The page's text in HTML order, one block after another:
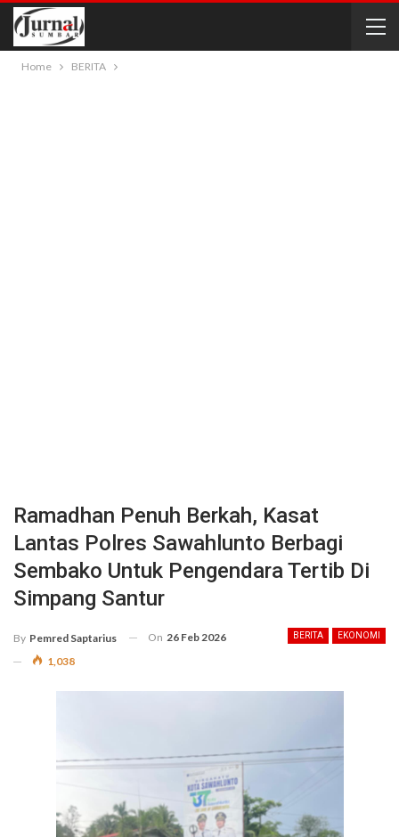
Home BERITA
Ramadhan Penuh Berkah, Kasat
Lantas Polres Sawahlunto Berbagi
Sembako Untuk Pengendara Tertib Di
Simpang Santur
BERITA EKONOMI
By Pemred Saptarius On 26 Feb 2026
1,038